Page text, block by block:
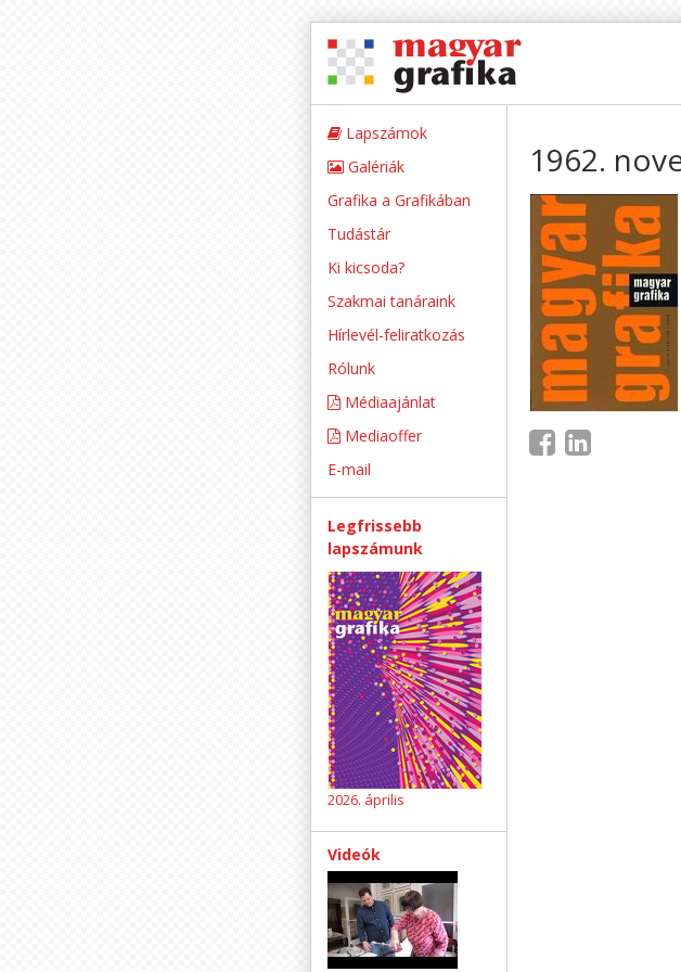
1962.
Lapszámok
Galériák
Grafika a Grafikában
Tudástár
Ki kicsoda?
Szakmai tanáraink
Hírlevél-feliratkozás
Rólunk
Médiaajánlat
Mediaoffer
E-mail
Legfrissebb
lapszámunk
2026. április
Videók